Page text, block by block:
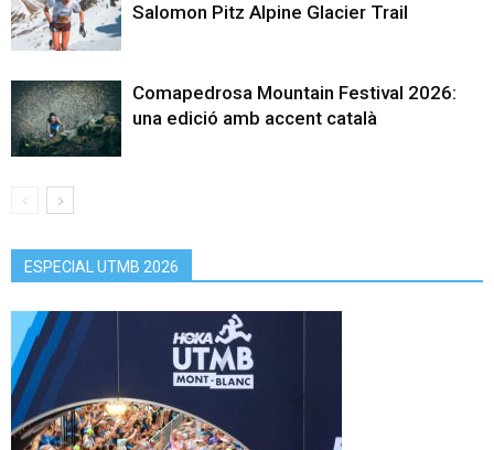
Salomon Pitz Alpine Glacier Trail
Comapedrosa Mountain Festival 2026:
una edició amb accent català
ESPECIAL UTMB 2026